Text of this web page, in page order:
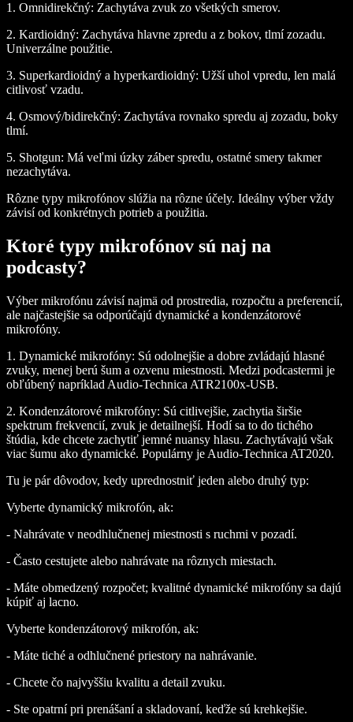
1. Omnidirekčný: Zachytáva zvuk zo všetkých smerov.
2. Kardioidný: Zachytáva hlavne zpredu a z bokov, tlmí zozadu.
Univerzálne použitie.
3. Superkardioidný a hyperkardioidný: Užší uhol vpredu, len malá
citlivosť vzadu.
4. Osmový/bidirekčný: Zachytáva rovnako spredu aj zozadu, boky
tlmí.
5. Shotgun: Má veľmi úzky záber spredu, ostatné smery takmer
nezachytáva.
Rôzne typy mikrofónov slúžia na rôzne účely. Ideálny výber vždy
závisí od konkrétnych potrieb a použitia.
Ktoré typy mikrofónov sú naj na
podcasty?
Výber mikrofónu závisí najmä od prostredia, rozpočtu a preferencií,
ale najčastejšie sa odporúčajú dynamické a kondenzátorové
mikrofóny.
1. Dynamické mikrofóny: Sú odolnejšie a dobre zvládajú hlasné
zvuky, menej berú šum a ozvenu miestnosti. Medzi podcastermi je
obľúbený napríklad Audio-Technica ATR2100x-USB.
2. Kondenzátorové mikrofóny: Sú citlivejšie, zachytia širšie
spektrum frekvencií, zvuk je detailnejší. Hodí sa to do tichého
štúdia, kde chcete zachytiť jemné nuansy hlasu. Zachytávajú však
viac šumu ako dynamické. Populárny je Audio-Technica AT2020.
Tu je pár dôvodov, kedy uprednostniť jeden alebo druhý typ:
Vyberte dynamický mikrofón, ak:
- Nahrávate v neodhlučnenej miestnosti s ruchmi v pozadí.
- Často cestujete alebo nahrávate na rôznych miestach.
- Máte obmedzený rozpočet; kvalitné dynamické mikrofóny sa dajú
kúpiť aj lacno.
Vyberte kondenzátorový mikrofón, ak:
- Máte tiché a odhlučnené priestory na nahrávanie.
- Chcete čo najvyššiu kvalitu a detail zvuku.
- Ste opatrní pri prenášaní a skladovaní, keďže sú krehkejšie.